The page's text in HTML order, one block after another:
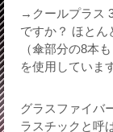
→クールプラス
ですか？ ほとん
（傘部分の8本
を使用していま
グラスファイバ
ラスチックと呼